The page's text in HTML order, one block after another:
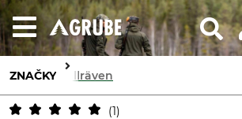
ZNAČKY Fjällräven
1